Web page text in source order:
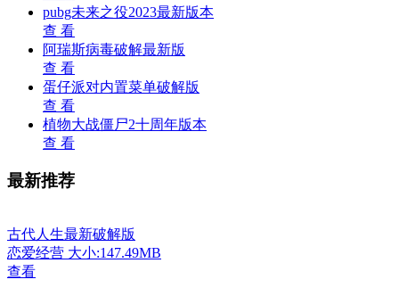
pubg未来之役2023最新版本
查 看
阿瑞斯病毒破解最新版
查 看
蛋仔派对内置菜单破解版
查 看
植物大战僵尸2十周年版本
查 看
最新推荐
古代人生最新破解版
恋爱经营 大小:147.49MB
查看